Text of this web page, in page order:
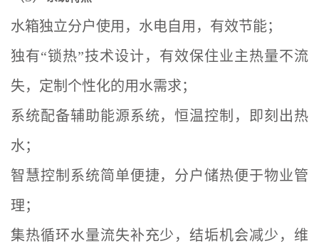
水箱独立分户使用，水电自用，有效节能；
独有“锁热”技术设计，有效保住业主热量不流
失，定制个性化的用水需求；
系统配备辅助能源系统，恒温控制，即刻出热
水；
智慧控制系统简单便捷，分户储热便于物业管
理；
集热循环水量流失补充少，结垢机会减少，维